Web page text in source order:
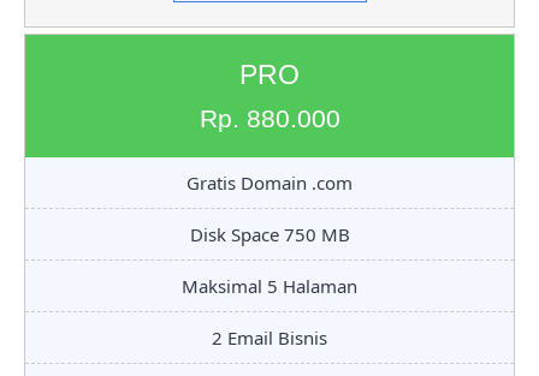
PRO
Rp. 880.000
Gratis Domain .com
Disk Space 750 MB
Maksimal 5 Halaman
2 Email Bisnis